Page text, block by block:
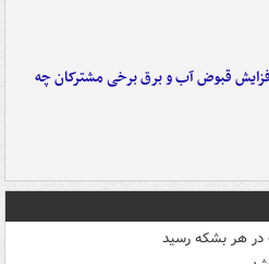
قبوض آب و برق برخی مشترکان چه